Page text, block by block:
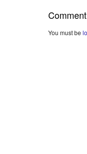
Comment
You must be